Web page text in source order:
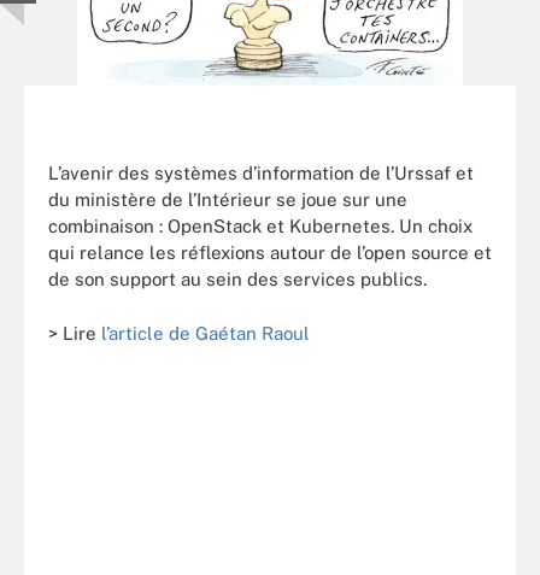
L’avenir des systèmes d’information de l’Urssaf et
du ministère de l’Intérieur se joue sur une
combinaison : OpenStack et Kubernetes. Un choix
qui relance les réflexions autour de l’open source et
de son support au sein des services publics.
> Lire l’article de Gaétan Raoul